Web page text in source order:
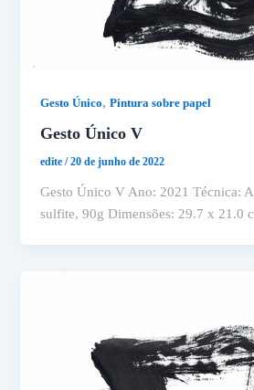
Gesto Único,Pintura sobre papel
Gesto Único V
edite/20 de junho de 2022
Gesto Único V Ano: 2021 Técnica:
sulfite, 90g Dimensões: 29.7 x 21.0